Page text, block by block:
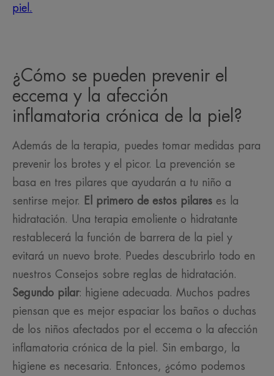
piel.
¿Cómo se pueden prevenir el
eccema y la afección
inflamatoria crónica de la piel?
Además de la terapia, puedes tomar medidas para
prevenir los brotes y el picor. La prevención se
basa en tres pilares que ayudarán a tu niño a
sentirse mejor.
El primero de estos pilares es la
hidratación. Una terapia emoliente o hidratante
restablecerá la función de barrera de la piel y
evitará un nuevo brote. Puedes descubrirlo todo en
nuestros Consejos sobre reglas de hidratación.
Segundo pilar: higiene adecuada. Muchos padres
piensan que es mejor espaciar los baños o duchas
de los niños afectados por el eccema o la afección
inflamatoria crónica de la piel. Sin embargo, la
higiene es necesaria. Entonces, ¿cómo podemos